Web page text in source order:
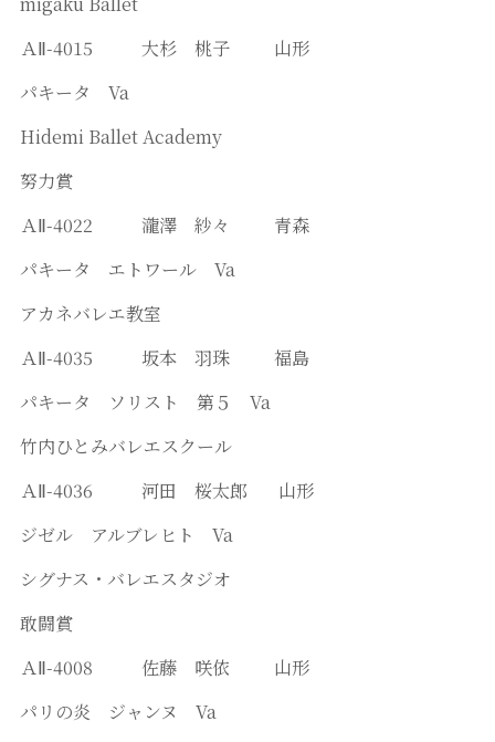
ＡⅡ-4015 大杉 桃子 山形
パキータ Va
Hidemi Ballet Academy
努力賞
ＡⅡ-4022 瀧澤 紗々 青森
パキータ エトワール Va
アカネバレエ教室
ＡⅡ-4035 坂本 羽珠 福島
パキータ ソリスト 第５ Va
竹内ひとみバレエスクール
ＡⅡ-4036 河田 桜太郎 山形
ジゼル アルブレヒト Va
シグナス・バレエスタジオ
敢闘賞
ＡⅡ-4008 佐藤 咲依 山形
パリの炎 ジャンヌ Va